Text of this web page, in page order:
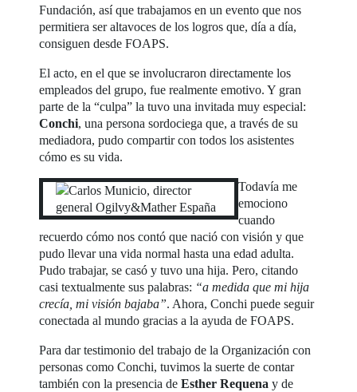
Fundación, así que trabajamos en un evento que nos
permitiera ser altavoces de los logros que, día a día,
consiguen desde FOAPS.
El acto, en el que se involucraron directamente los
empleados del grupo, fue realmente emotivo. Y gran
parte de la “culpa” la tuvo una invitada muy especial:
Conchi, una persona sordociega que, a través de su
mediadora, pudo compartir con todos los asistentes
cómo es su vida.
Todavía me
emociono
cuando
recuerdo cómo nos contó que nació con visión y que
pudo llevar una vida normal hasta una edad adulta.
Pudo trabajar, se casó y tuvo una hija. Pero, citando
casi textualmente sus palabras: “a medida que mi hija
crecía, mi visión bajaba”. Ahora, Conchi puede seguir
conectada al mundo gracias a la ayuda de FOAPS.
Para dar testimonio del trabajo de la Organización con
personas como Conchi, tuvimos la suerte de contar
también con la presencia deEsther Requenay de